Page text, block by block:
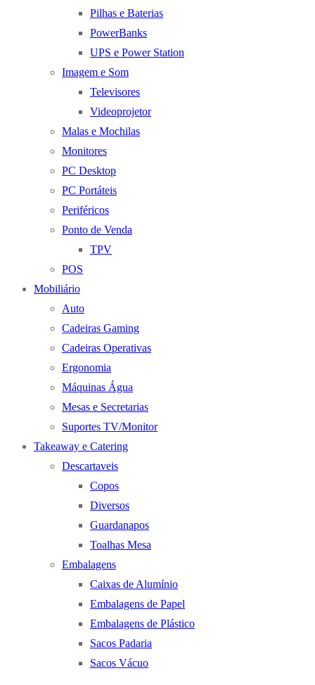
Pilhas e Baterias
PowerBanks
UPS e Power Station
Imagem e Som
Televisores
Videoprojetor
Malas e Mochilas
Monitores
PC Desktop
PC Portáteis
Periféricos
Ponto de Venda
TPV
POS
Mobiliário
Auto
Cadeiras Gaming
Cadeiras Operativas
Ergonomia
Máquinas Água
Mesas e Secretarias
Suportes TV/Monitor
Takeaway e Catering
Descartaveis
Copos
Diversos
Guardanapos
Toalhas Mesa
Embalagens
Caixas de Alumínio
Embalagens de Papel
Embalagens de Plástico
Sacos Padaria
Sacos Vácuo